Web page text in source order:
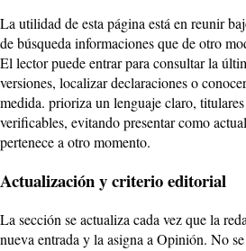
La utilidad de esta página está en reunir
de búsqueda informaciones que de otro
El lector puede entrar para consultar la
versiones, localizar declaraciones o
medida. prioriza un lenguaje claro,
verificables, evitando presentar como
pertenece a otro momento.
Actualización y criterio editorial
La sección se actualiza cada vez que la
nueva entrada y la asigna a Opinión. No